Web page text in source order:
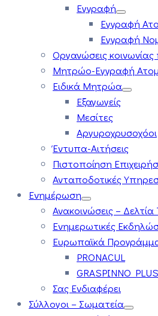
Εγγραφή
Εγγραφή
Εγγραφή
Οργανώσεις
Μητρώο-Εγγραφή
Ειδικά Μητρώα
Εξαγωγείς
Μεσίτες
Αργυροχρυσοχόοι
Έντυπα-Αιτήσεις
Πιστοποίηση
Ανταποδοτικές
Ενημέρωση
Ανακοινώσεις –
Ενημερωτικές
Ευρωπαϊκά
PRONACUL
GRASPINNO PLUS
Σας Ενδιαφέρει
Σύλλογοι – Σωματεία